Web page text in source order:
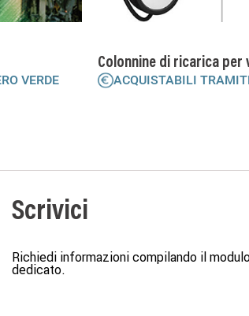
VERDE
Colonnine di ricarica per
ACQUISTABILI
Scrivici
Richiedi informazioni compilando il
dedicato.